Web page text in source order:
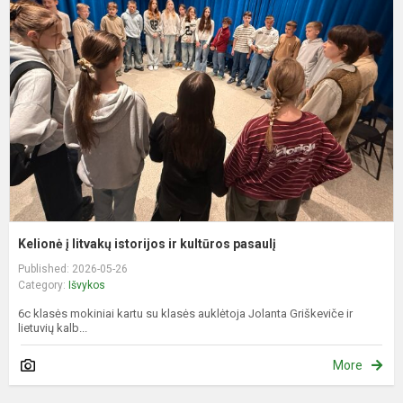
Kelionė į litvakų istorijos ir kultūros pasaulį
Published: 2026-05-26
Category: Išvykos
6c klasės mokiniai kartu su klasės auklėtoja Jolanta Griškeviče ir
lietuvių kalb...
More